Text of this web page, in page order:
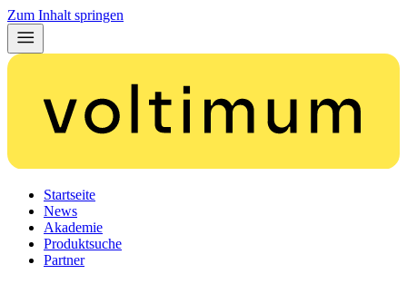
Zum Inhalt springen
Startseite
News
Akademie
Produktsuche
Partner